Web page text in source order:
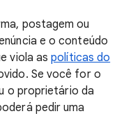
postagem ou
e o conteúdo
viola aspolíticas do
Se você for o
o proprietário da
pedir uma